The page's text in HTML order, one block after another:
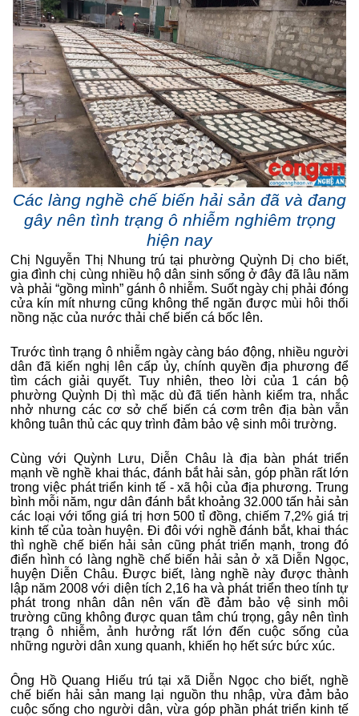
Các làng nghề chế biến hải sản đã và đang
gây nên tình trạng ô nhiễm nghiêm trọng
hiện nay
Chị Nguyễn Thị Nhung trú tại phường Quỳnh Dị cho biết,
gia đình chị cùng nhiều hộ dân sinh sống ở đây đã lâu năm
và phải “gồng mình” gánh ô nhiễm. Suốt ngày chị phải đóng
cửa kín mít nhưng cũng không thể ngăn được mùi hôi thối
nồng nặc của nước thải chế biến cá bốc lên.
Trước tình trạng ô nhiễm ngày càng báo động, nhiều người
dân đã kiến nghị lên cấp ủy, chính quyền địa phương để
tìm cách giải quyết. Tuy nhiên, theo lời của 1 cán bộ
phường Quỳnh Dị thì mặc dù đã tiến hành kiểm tra, nhắc
nhở nhưng các cơ sở chế biến cá cơm trên địa bàn vẫn
không tuân thủ các quy trình đảm bảo vệ sinh môi trường.
Cùng với Quỳnh Lưu, Diễn Châu là địa bàn phát triển
mạnh về nghề khai thác, đánh bắt hải sản, góp phần rất lớn
trong việc phát triển kinh tế - xã hội của địa phương. Trung
bình mỗi năm, ngư dân đánh bắt khoảng 32.000 tấn hải sản
các loại với tổng giá trị hơn 500 tỉ đồng, chiếm 7,2% giá trị
kinh tế của toàn huyện. Đi đôi với nghề đánh bắt, khai thác
thì nghề chế biến hải sản cũng phát triển mạnh, trong đó
điển hình có làng nghề chế biến hải sản ở xã Diễn Ngọc,
huyện Diễn Châu. Được biết, làng nghề này được thành
lập năm 2008 với diện tích 2,16 ha và phát triển theo tính tự
phát trong nhân dân nên vấn đề đảm bảo vệ sinh môi
trường cũng không được quan tâm chú trọng, gây nên tình
trạng ô nhiễm, ảnh hưởng rất lớn đến cuộc sống của
những người dân xung quanh, khiến họ hết sức bức xúc.
Ông Hồ Quang Hiếu trú tại xã Diễn Ngọc cho biết, nghề
chế biến hải sản mang lại nguồn thu nhập, vừa đảm bảo
cuộc sống cho người dân, vừa góp phần phát triển kinh tế